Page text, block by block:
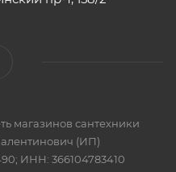
магазинов сантехники
(ИП)
ИНН: 366104783410